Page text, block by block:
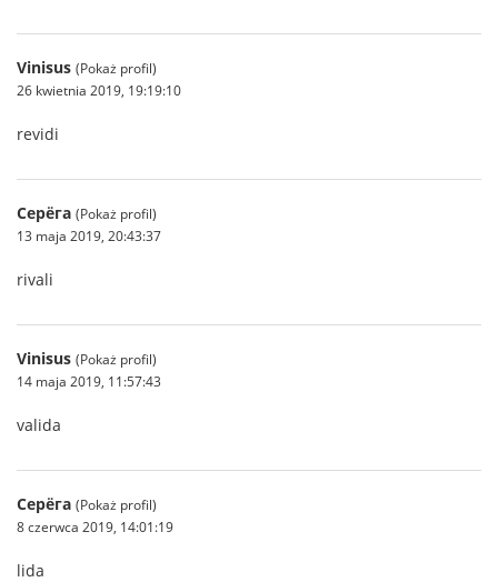
Vinisus (Pokaż profil)
26 kwietnia 2019, 19:19:10
revidi
Серёга (Pokaż profil)
13 maja 2019, 20:43:37
rivali
Vinisus (Pokaż profil)
14 maja 2019, 11:57:43
valida
Серёга (Pokaż profil)
8 czerwca 2019, 14:01:19
lida